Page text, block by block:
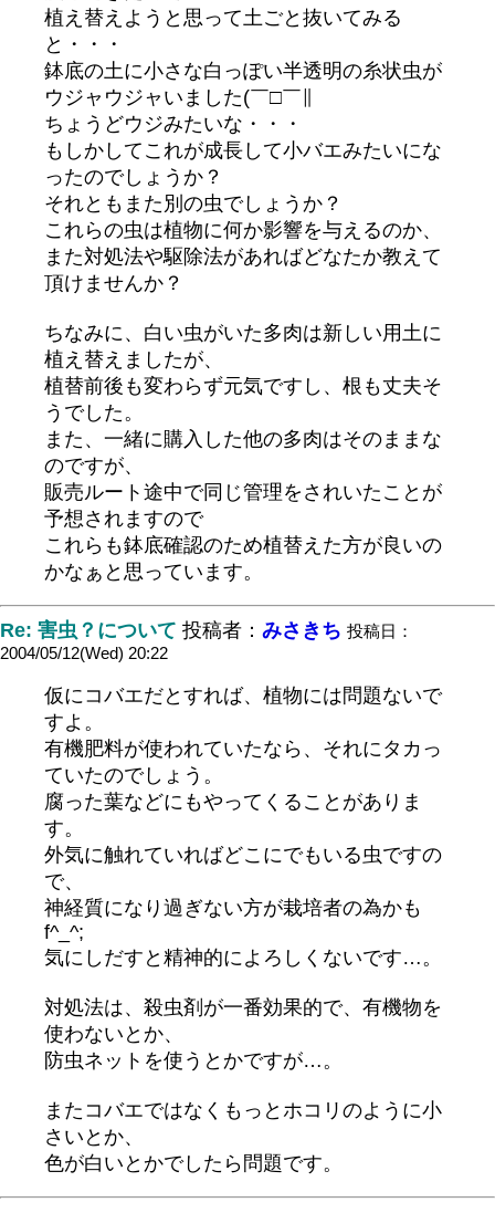
植え替えようと思って土ごと抜いてみる
と・・・
鉢底の土に小さな白っぽい半透明の糸状虫が
ウジャウジャいました(￣□￣∥
ちょうどウジみたいな・・・
もしかしてこれが成長して小バエみたいにな
ったのでしょうか？
それともまた別の虫でしょうか？
これらの虫は植物に何か影響を与えるのか、
また対処法や駆除法があればどなたか教えて
頂けませんか？
ちなみに、白い虫がいた多肉は新しい用土に
植え替えましたが、
植替前後も変わらず元気ですし、根も丈夫そ
うでした。
また、一緒に購入した他の多肉はそのままな
のですが、
販売ルート途中で同じ管理をされいたことが
予想されますので
これらも鉢底確認のため植替えた方が良いの
かなぁと思っています。
Re: 害虫？について 投稿者： みさきち 投稿日：
2004/05/12(Wed) 20:22
仮にコバエだとすれば、植物には問題ないで
すよ。
有機肥料が使われていたなら、それにタカっ
ていたのでしょう。
腐った葉などにもやってくることがありま
す。
外気に触れていればどこにでもいる虫ですの
で、
神経質になり過ぎない方が栽培者の為かも
f^_^;
気にしだすと精神的によろしくないです…。
対処法は、殺虫剤が一番効果的で、有機物を
使わないとか、
防虫ネットを使うとかですが…。
またコバエではなくもっとホコリのように小
さいとか、
色が白いとかでしたら問題です。